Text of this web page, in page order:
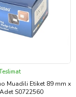
Muadili Etiket 89 mm x
S0722560